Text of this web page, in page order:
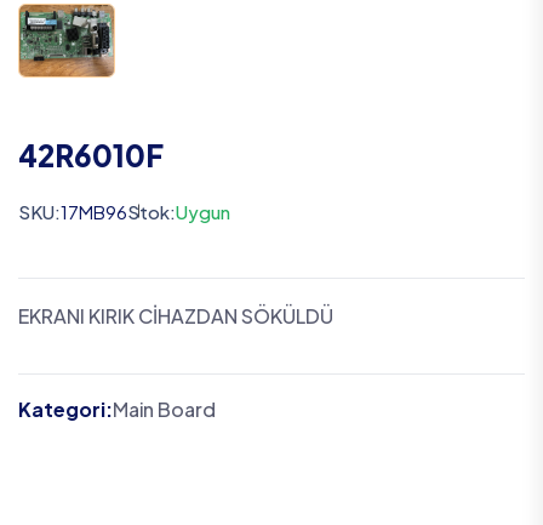
42R6010F
SKU:17MB96Stok:Uygun
EKRANI KIRIK CİHAZDAN SÖKÜLDÜ
Kategori:Main Board